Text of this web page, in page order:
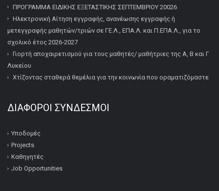
ΠΡΟΓΡΑΜΜΑ ΕΙΔΙΚΗΣ ΕΞΕΤΑΣΤΙΚΗΣ ΣΕΠΤΕΜΒΡΙΟΥ 20026
Ηλεκτρονική Αίτηση εγγραφής, ανανέωσης εγγραφής ή
μετεγγραφής μαθητών/τριών σε ΓΕ.Λ., ΕΠΑ.Λ. και Π.ΕΠΑ.Λ., για το
σχολικό έτος 2026-2027
Γιορτή αποχαιρετισμού για τους μαθητές/ μαθήτριες της Α, Β και Γ
Λυκείου
Χτίζοντας σταθερά θεμέλια για την κοινωνία που οραματιζόμαστε
ΔΙΆΦΟΡΟΙ ΣΎΝΔΕΣΜΟΙ
Υποδομές
Projects
Καθηγητές
Job Opportunities